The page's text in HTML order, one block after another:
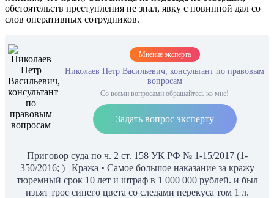
обстоятельств преступления не знал, явку с повинной дал со
слов оперативных сотрудников.
Мнение эксперта
Николаев Петр Васильевич, консультант по правовым
вопросам
Со всеми вопросами обращайтесь ко мне!
Задать вопрос эксперту
Приговор суда по ч. 2 ст. 158 УК РФ № 1-15/2017 (1-
350/2016; ) | Кража • Самое большое наказание за кражу
тюремный срок 10 лет и штраф в 1 000 000 рублей. и был
изъят трос синего цвета со следами перекуса том 1 л.